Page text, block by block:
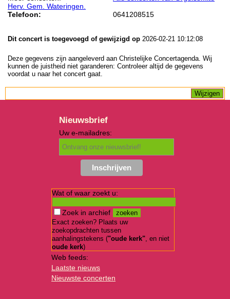
Herv. Gem. Wateringen.
Telefoon:
0641208515
Dit concert is toegevoegd of gewijzigd op 2026-02-21 10:12:08
Deze gegevens zijn aangeleverd aan Christelijke Concertagenda. Wij
kunnen de juistheid niet garanderen: Controleer altijd de gegevens
voordat u naar het concert gaat.
Nieuwsbrief
Uw e-mailadres:
Wat of waar zoekt u:
Zoek in archief
Exact zoeken? Plaats uw
zoekopdrachten tussen
aanhalingstekens ("oude kerk", en niet
oude kerk)
Web feeds:
Laatste nieuws
Nieuwste concerten